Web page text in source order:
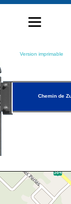
Version imprimable
Chemin de